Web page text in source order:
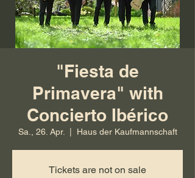
"Fiesta de
Primavera" with
Concierto Ibérico
Sa., 26. Apr. Haus der Kaufmannschaft
Tickets are not on sale